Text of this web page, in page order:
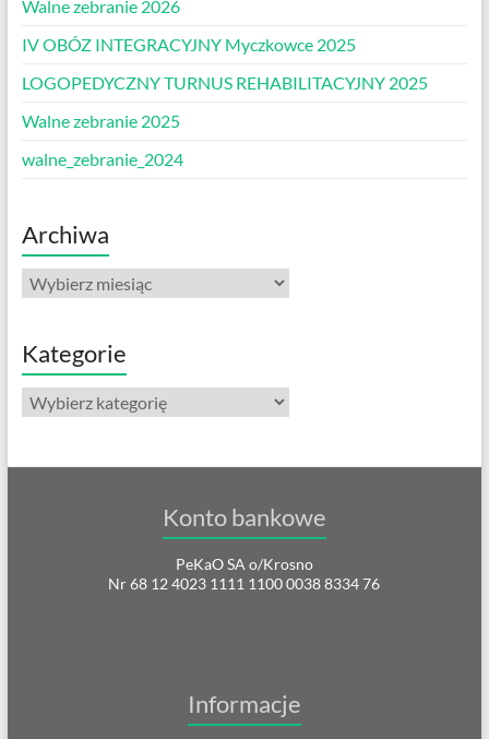
Walne zebranie 2026
IV OBÓZ INTEGRACYJNY Myczkowce 2025
LOGOPEDYCZNY TURNUS REHABILITACYJNY 2025
Walne zebranie 2025
walne_zebranie_2024
Archiwa
Archiwa
Kategorie
Kategorie
Konto bankowe
PeKaO SA o/Krosno
Nr 68 12 4023 1111 1100 0038 8334 76
Informacje